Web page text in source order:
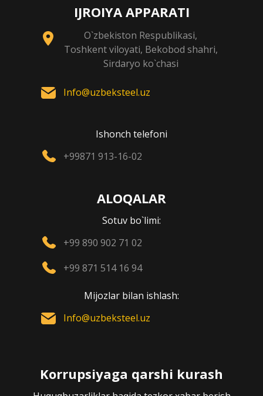
IJROIYA APPARATI
O`zbekiston Respublikasi,
Toshkent viloyati, Bekobod shahri,
Sirdaryo ko`chasi
Info@uzbeksteel.uz
Ishonch telefoni
+99871 913-16-02
ALOQALAR
Sotuv bo`limi:
+99 890 902 71 02
+99 871 514 16 94
Mijozlar bilan ishlash:
Info@uzbeksteel.uz
Korrupsiyaga qarshi kurash